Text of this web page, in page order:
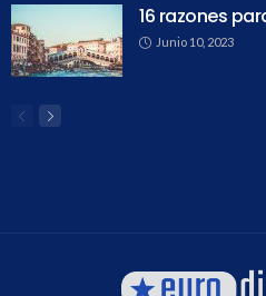
16 razones
Junio 10, 2023